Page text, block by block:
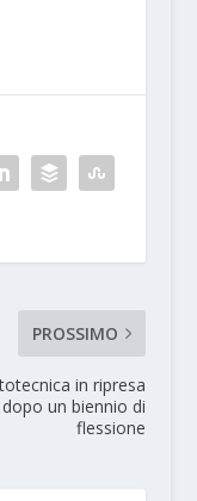
PROSSIMO
in ripresa
dopo un biennio di
flessione